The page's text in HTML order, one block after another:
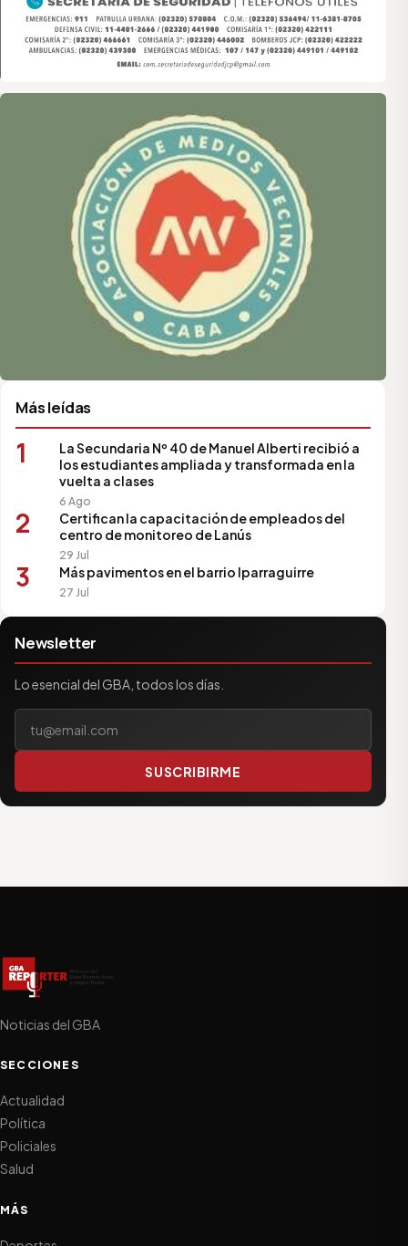
Asociación de Medios Vecinales
Más leídas
1
La Secundaria Nº 40 de Manuel Alberti recibió a
los estudiantes ampliada y transformada en la
vuelta a clases
6 Ago
2
Certifican la capacitación de empleados del
centro de monitoreo de Lanús
29 Jul
3 Más pavimentos en el barrio Iparraguirre
27 Jul
Newsletter
Lo esencial del GBA, todos los días.
SUSCRIBIRME
Noticias del GBA
SECCIONES
Actualidad
Política
Policiales
Salud
MÁS